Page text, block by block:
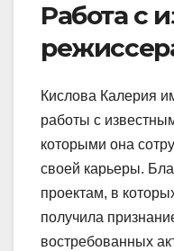
Работа с
Кислова Калерия
работы с
которыми она
своей карьеры.
проектам, в
получила
востребованных